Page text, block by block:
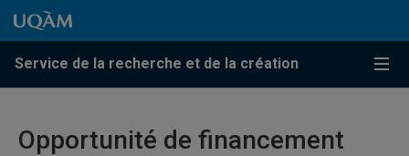
Passer au contenu
Accéder au menu principal
Accéder à la recherche
Passer au contenu
Accéder au menu principal
Service de la recherche et de la création
Menu
Opportunité de financement